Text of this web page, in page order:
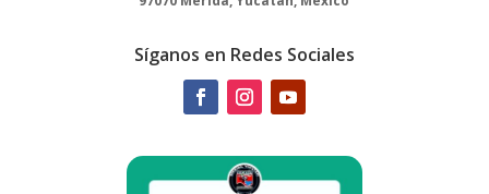
Síganos en Redes Sociales